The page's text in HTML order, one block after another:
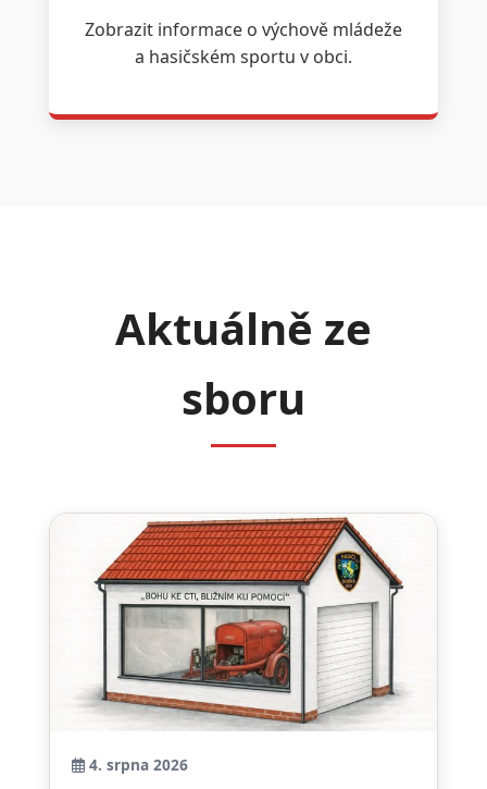
Zobrazit informace o výchově mládeže
a hasičském sportu v obci.
Aktuálně ze
sboru
4. srpna 2026